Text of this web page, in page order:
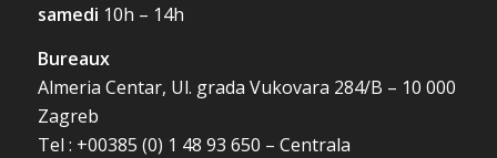
samedi 10h – 14h
Bureaux
Almeria Centar, Ul. grada Vukovara 284/B – 10 000
Zagreb
Tel : +00385 (0) 1 48 93 650 – Centrala